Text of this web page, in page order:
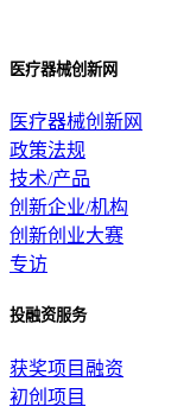
医疗器械创新网
医疗器械创新网
政策法规
技术/产品
创新企业/机构
创新创业大赛
专访
投融资服务
获奖项目融资
初创项目